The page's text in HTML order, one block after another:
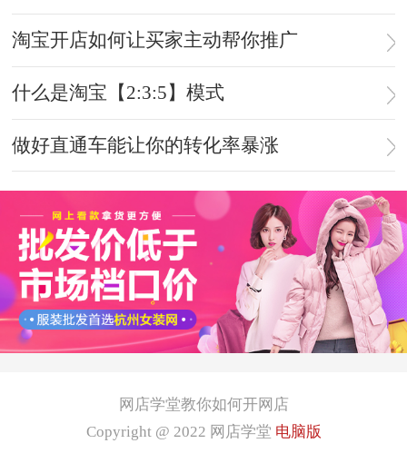
淘宝开店如何让买家主动帮你推广
什么是淘宝【2:3:5】模式
做好直通车能让你的转化率暴涨
网店学堂教你如何开网店
Copyright @ 2022 网店学堂 电脑版